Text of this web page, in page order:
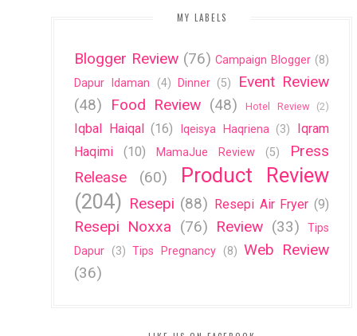
MY LABELS
Blogger Review (76) Campaign Blogger (8)
Dapur Idaman
(4) Dinner (5)
Event Review
(48)
Food Review (48) Hotel Review (2)
Iqbal Haiqal (16) Iqeisya Haqriena (3)
Iqram
Haqimi
(10) MamaJue Review (5)
Press
Release
(60)
Product Review
(204) Resepi (88) Resepi Air Fryer (9)
Resepi Noxxa (76) Review (33)
Tips
Dapur (3) Tips Pregnancy (8) Web Review
(36)